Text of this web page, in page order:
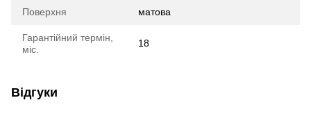
Поверхня матова
Гарантійний термін,
міс.
18
Відгуки